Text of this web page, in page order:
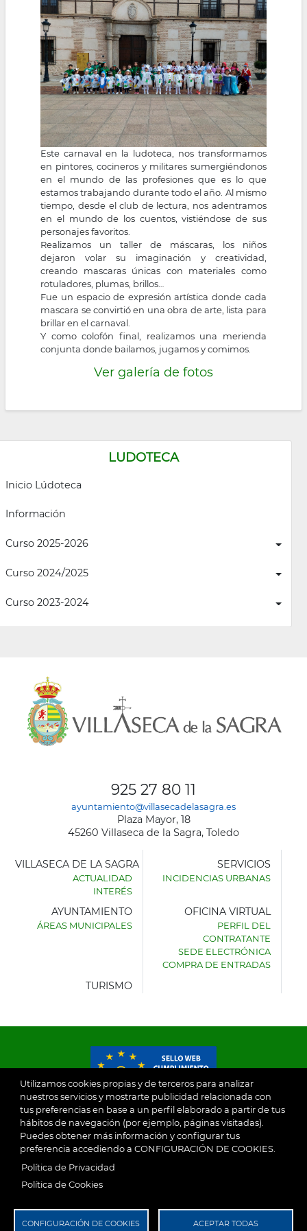
navegación
LUDOTECA
Inicio Lúdoteca
Información
Curso 2025-2026
Curso 2024/2025
Curso 2023-2024
Este carnaval en la ludoteca, nos transformamos
en pintores, cocineros y militares sumergiéndonos
en el mundo de las profesiones que es lo que
estamos trabajando durante todo el año. Al mismo
tiempo, desde el club de lectura, nos adentramos
en el mundo de los cuentos, vistiéndose de sus
personajes favoritos.
Realizamos un taller de máscaras, los niños
dejaron volar su imaginación y creatividad,
creando mascaras únicas con materiales como
rotuladores, plumas, brillos…
Fue un espacio de expresión artística donde cada
mascara se convirtió en una obra de arte, lista para
brillar en el carnaval.
Y como colofón final, realizamos una merienda
conjunta donde bailamos, jugamos y comimos.
Ver galería de fotos
Utilizamos cookies propias y de terceros para analizar
nuestros servicios y mostrarte publicidad relacionada con
tus preferencias en base a un perfil elaborado a partir de tus
hábitos de navegación (por ejemplo, páginas visitadas).
Puedes obtener más información y configurar tus
preferencia accediendo a CONFIGURACIÓN DE COOKIES.
Política de Privacidad
Política de Cookies
CONFIGURACIÓN DE COOKIES ACEPTAR TODAS
925 27 80 11
ayuntamiento@villasecadelasagra.es
Plaza Mayor, 18
45260 Villaseca de la Sagra, Toledo
AYUNTAMIENTO
VILLASECA DE LA SAGRA
ACTUALIDAD
INTERÉS
SERVICIOS
INCIDENCIAS URBANAS
AYUNTAMIENTO
ÁREAS MUNICIPALES
OFICINA VIRTUAL
PERFIL DEL
CONTRATANTE
SEDE ELECTRÓNICA
COMPRA DE ENTRADAS
TURISMO
© 2026
Ayuntamiento de Villaseca de la Sagra Aviso Legal